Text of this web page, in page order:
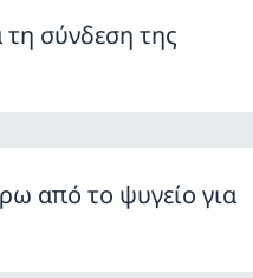
σύνδεση της
από το ψυγείο για